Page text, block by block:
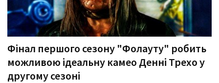
Фінал першого сезону "Фолауту" робить
можливою ідеальну камео Денні Трехо у
другому сезоні